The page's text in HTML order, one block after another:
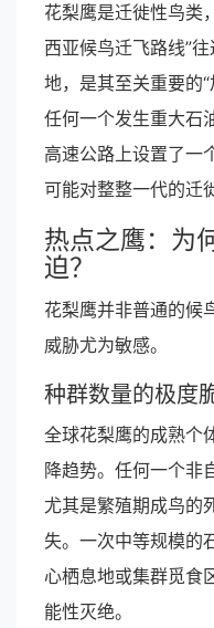
花梨鹰是迁徙性鸟类
西亚候鸟迁飞路线”
地，是其至关重要的
任何一个发生重大石
高速公路上设置了一
可能对整整一代的迁
热点之鹰：为
迫？
花梨鹰并非普通的候
威胁尤为敏感。
种群数量的极度
全球花梨鹰的成熟个
降趋势。任何一个非
尤其是繁殖期成鸟的
失。一次中等规模的
心栖息地或集群觅食
能性灭绝。